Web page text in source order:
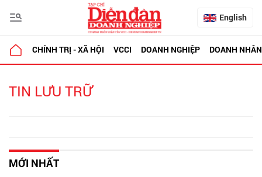
English
CHÍNH TRỊ - XÃ HỘI VCCI DOANH NGHIỆP DOANH NHÂN
TIN LƯU TRỮ
MỚI NHẤT